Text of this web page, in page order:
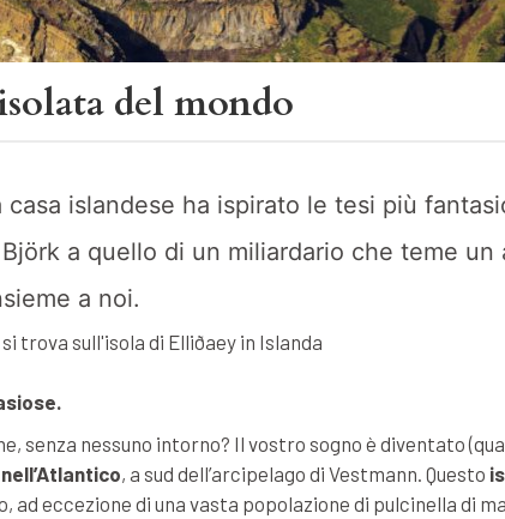
del mondo
islandese ha ispirato le tesi più
a quello di un miliardario che teme un
a noi.
senza nessuno intorno? Il vostro sogno è diventato
, a sud dell’arcipelago di Vestmann. Questo
ad eccezione di una vasta popolazione di pulcinella di